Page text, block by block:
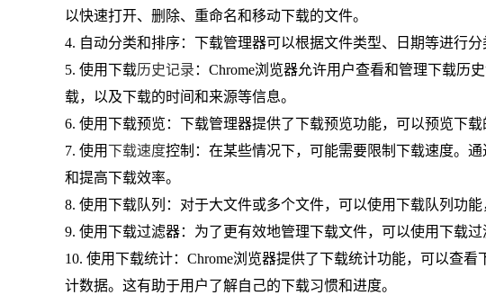
以快速打开、删除、重命名和移动下载的文件。
4. 自动分类和排序：下载管理器可以根据文件类型、日期等进行
5. 使用下载历史记录 ：Chrome浏览器允许用户查看和管理下载历
载，以及下载的时间和来源等信息。
6. 使用下载预览：下载管理器提供了下载预览功能，可以预览下
7. 使用下载速度控制：在某些情况下，可能需要限制下载速度。
和提高下载效率。
8. 使用下载队列：对于大文件或多个文件，可以使用下载队列功
9. 使用下载过滤器：为了更有效地管理下载文件，可以使用下载
10. 使用下载统计：Chrome浏览器提供了下载统计功能，可以查
计数据。这有助于用户了解自己的下载习惯和进度。